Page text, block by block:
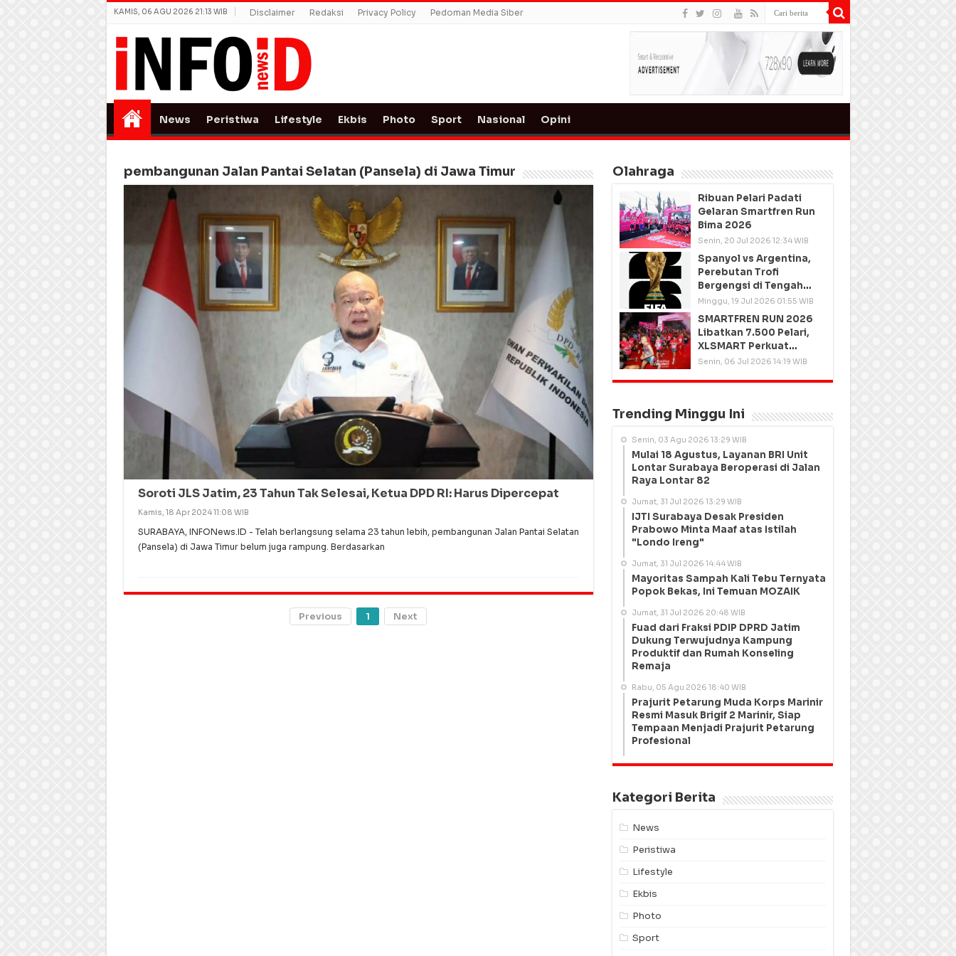
KAMIS, 06 AGU 2026 21:13 WIB Disclaimer Redaksi Privacy Policy Pedoman Media Siber
News Peristiwa Lifestyle Ekbis Photo Sport Nasional Opini
pembangunan Jalan Pantai Selatan (Pansela) di Jawa Timur
Soroti JLS Jatim, 23 Tahun Tak Selesai, Ketua DPD RI: Harus Dipercepat
Kamis, 18 Apr 2024 11:08 WIB
SURABAYA, INFONews.ID - Telah berlangsung selama 23 tahun lebih, pembangunan Jalan Pantai Selatan
(Pansela) di Jawa Timur belum juga rampung. Berdasarkan
Previous 1 Next
Olahraga
Ribuan Pelari Padati
Gelaran Smartfren Run
Bima 2026
Senin, 20 Jul 2026 12:34 WIB
Spanyol vs Argentina,
Perebutan Trofi
Bergengsi di Tengah
Semangat Persatuan
Minggu, 19 Jul 2026 01:55 WIB
SMARTFREN RUN 2026
Libatkan 7.500 Pelari,
XLSMART Perkuat
Kedekatan dengan
Senin, 06 Jul 2026 14:19 WIB
Trending Minggu Ini
Senin, 03 Agu 2026 13:29 WIB
Mulai 18 Agustus, Layanan BRI Unit
Lontar Surabaya Beroperasi di Jalan
Raya Lontar 82
Jumat, 31 Jul 2026 13:29 WIB
IJTI Surabaya Desak Presiden
Prabowo Minta Maaf atas Istilah
"Londo Ireng"
Jumat, 31 Jul 2026 14:44 WIB
Mayoritas Sampah Kali Tebu Ternyata
Popok Bekas, Ini Temuan MOZAIK
Jumat, 31 Jul 2026 20:48 WIB
Fuad dari Fraksi PDIP DPRD Jatim
Dukung Terwujudnya Kampung
Produktif dan Rumah Konseling
Remaja
Rabu, 05 Agu 2026 18:40 WIB
Prajurit Petarung Muda Korps Marinir
Resmi Masuk Brigif 2 Marinir, Siap
Tempaan Menjadi Prajurit Petarung
Profesional
Kategori Berita
News
Peristiwa
Lifestyle
Ekbis
Photo
Sport